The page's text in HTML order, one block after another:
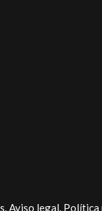
Aviso legal. Política